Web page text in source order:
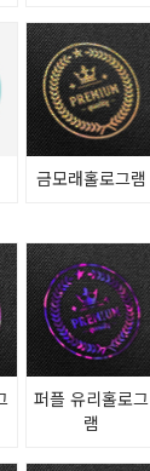
금모래홀로그램
퍼플 유리홀로그
램